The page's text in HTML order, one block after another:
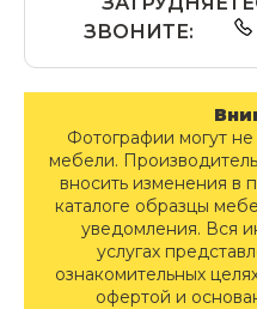
ЗВОНИТЕ:
Фотографии могут
мебели.
вносить изменения в
каталоге образцы
уведомления. Вся
услугах
ознакомительных
офертой и